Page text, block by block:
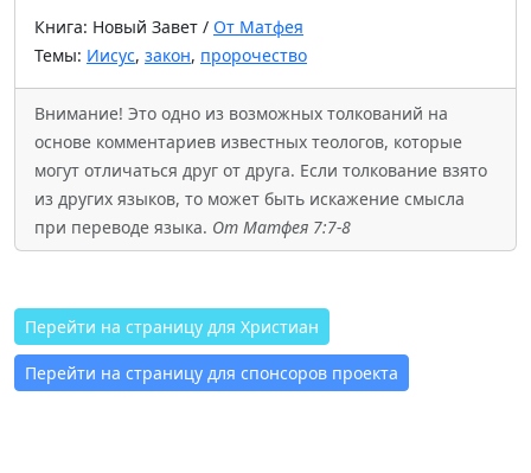
Книга: Новый Завет / От Матфея
Темы: Иисус, закон, пророчество
Внимание! Это одно из возможных толкований на
основе комментариев известных теологов, которые
могут отличаться друг от друга. Если толкование взято
из других языков, то может быть искажение смысла
при переводе языка. От Матфея 7:7-8
Перейти на страницу для Христиан
Перейти на страницу для спонсоров проекта